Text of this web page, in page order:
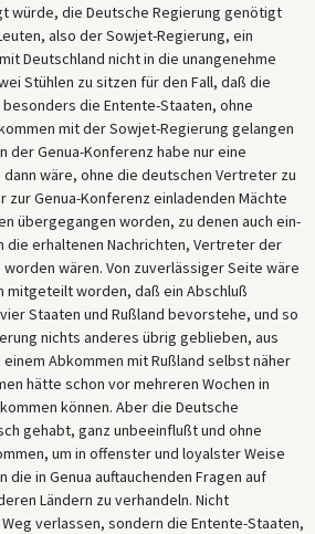
mit Lloyd George berichtet hatte, ging
Gespräch ein, das er unmittelbar danach
russischen Kommissar für Auswärtige
und Rußland versprachen,
Konferenz koordiniert
sie einigten sich auf die Art und Weise, wie
auftreten würden.
Rathenau über sein Treffen mit
Überseehandel, Philipp Lloyd-Greame, bei
den Vertrag von Rapallo zu
ihn in ein Abkommen aufzunehmen, das
hervorgehen könnte. In Anbetracht
die britische Position, dass
über ein zwischen den
zu schließendes Abkommen nicht
spätere Note vom 20. April 1922 von
deutschen Reichspräsidenten Friedrich
Rathenaus Bericht über die britische
– oder vielleicht zu beschönigen –, indem
Deutschland dennoch an den
Konferenz zwischen Russland und
würde.)
würde, die Deutsche Regierung genötigt
also der Sowjet-Regierung, ein
Deutschland nicht in die unangenehme
Stühlen zu sitzen für den Fall, daß die
die Entente-Staaten, ohne
mit der Sowjet-Regierung gelangen
der Genua-Konferenz habe nur eine
wäre, ohne die deutschen Vertreter zu
Genua-Konferenz einladenden Mächte
übergegangen worden, zu denen auch ein-
die erhaltenen Nachrichten, Vertreter der
wären. Von zuverlässiger Seite wäre
mitgeteilt worden, daß ein Abschluß
Staaten und Rußland bevorstehe, und so
nichts anderes übrig geblieben, aus
Abkommen mit Rußland selbst näher
hätte schon vor mehreren Wochen in
können. Aber die Deutsche
gehabt, ganz unbeeinflußt und ohne
um in offenster und loyalster Weise
die in Genua auftauchenden Fragen auf
Ländern zu verhandeln. Nicht
verlassen, sondern die Entente-Staaten,